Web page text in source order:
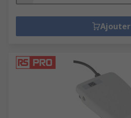
Ajouter